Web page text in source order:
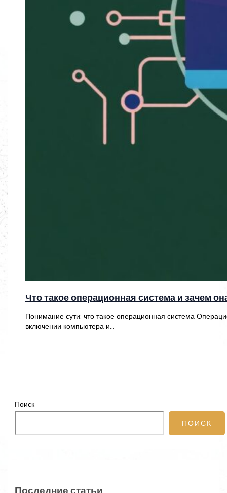
Что такое операционная система и зачем
Понимание сути: что такое операционная система
включении компьютера и…
Поиск
ПОИСК